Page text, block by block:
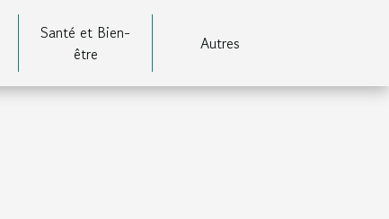
Santé et Bien-
être
Autres